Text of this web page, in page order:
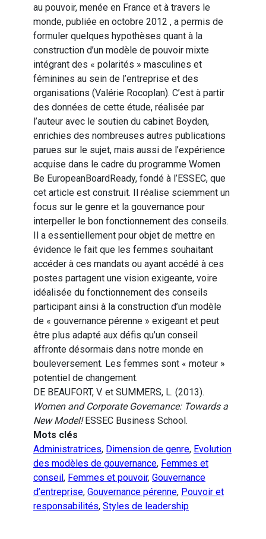
au pouvoir, menée en France et à travers le
monde, publiée en octobre 2012 , a permis de
formuler quelques hypothèses quant à la
construction d’un modèle de pouvoir mixte
intégrant des « polarités » masculines et
féminines au sein de l’entreprise et des
organisations (Valérie Rocoplan). C’est à partir
des données de cette étude, réalisée par
l’auteur avec le soutien du cabinet Boyden,
enrichies des nombreuses autres publications
parues sur le sujet, mais aussi de l’expérience
acquise dans le cadre du programme Women
Be EuropeanBoardReady, fondé à l’ESSEC, que
cet article est construit. Il réalise sciemment un
focus sur le genre et la gouvernance pour
interpeller le bon fonctionnement des conseils.
Il a essentiellement pour objet de mettre en
évidence le fait que les femmes souhaitant
accéder à ces mandats ou ayant accédé à ces
postes partagent une vision exigeante, voire
idéalisée du fonctionnement des conseils
participant ainsi à la construction d’un modèle
de « gouvernance pérenne » exigeant et peut
être plus adapté aux défis qu’un conseil
affronte désormais dans notre monde en
bouleversement. Les femmes sont « moteur »
potentiel de changement.
DE BEAUFORT, V. et SUMMERS, L. (2013).
Women and Corporate Governance: Towards a
New Model!ESSEC Business School.
Mots clés
Administratrices, Dimension de genre, Evolution
des modèles de gouvernance, Femmes et
conseil , Femmes et pouvoir, Gouvernance
d’entreprise, Gouvernance pérenne, Pouvoir et
responsabilités, Styles de leadership